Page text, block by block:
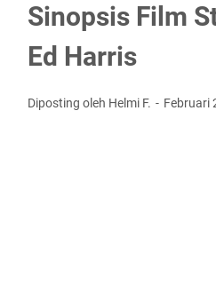
Sinopsis Film
Ed Harris
Diposting oleh Helmi F. Februari